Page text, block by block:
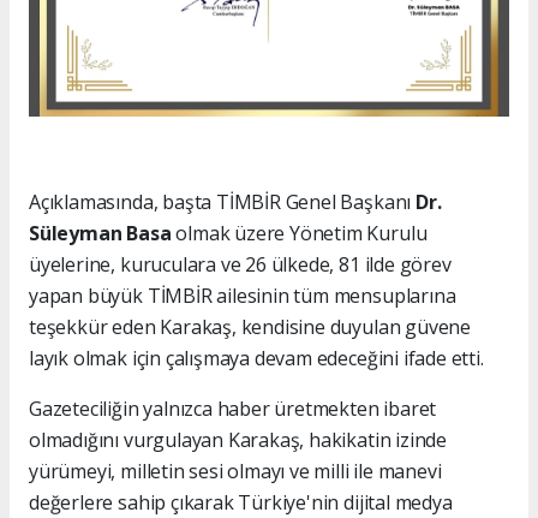
Açıklamasında, başta TİMBİR Genel Başkanı Dr.
Süleyman Basaolmak üzere Yönetim Kurulu
üyelerine, kuruculara ve 26 ülkede, 81 ilde görev
yapan büyük TİMBİR ailesinin tüm mensuplarına
teşekkür eden Karakaş, kendisine duyulan güvene
layık olmak için çalışmaya devam edeceğini ifade etti.
Gazeteciliğin yalnızca haber üretmekten ibaret
olmadığını vurgulayan Karakaş, hakikatin izinde
yürümeyi, milletin sesi olmayı ve milli ile manevi
değerlere sahip çıkarak Türkiye'nin dijital medya